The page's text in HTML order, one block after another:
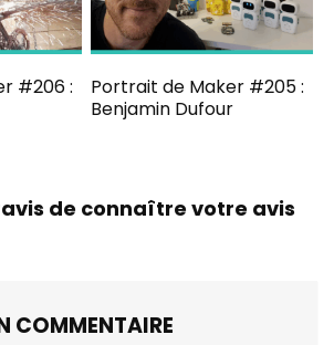
#206 :
Portrait de Maker #205 :
Benjamin Dufour
de connaître votre avis
COMMENTAIRE